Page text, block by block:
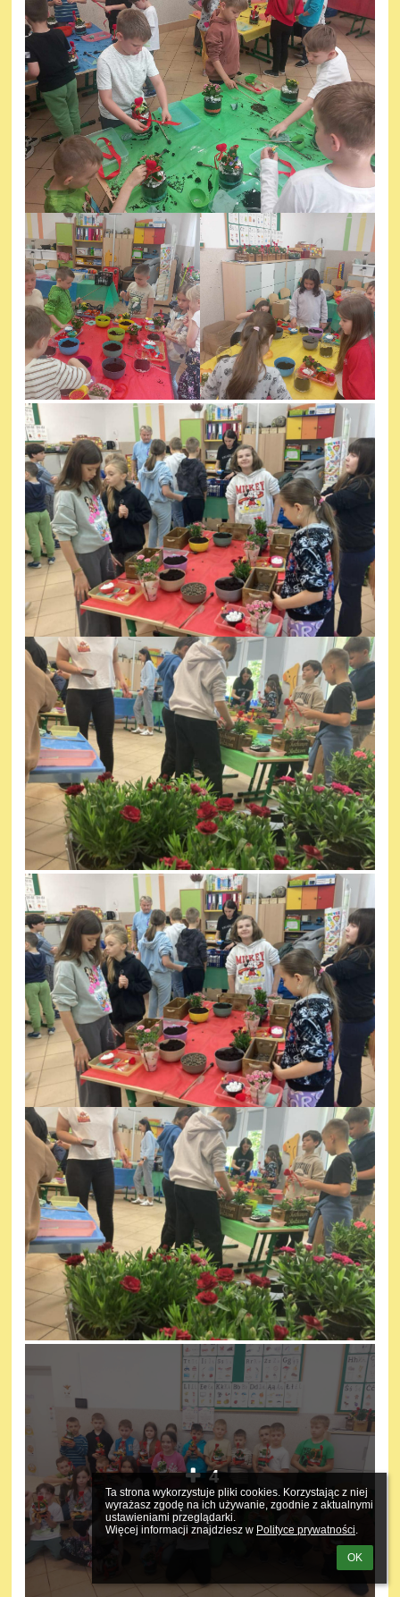
Ta strona wykorzystuje pliki cookies. Korzystając z niej
wyrażasz zgodę na ich używanie, zgodnie z aktualnymi
ustawieniami przeglądarki.
Więcej informacji znajdziesz w Polityce prywatności.
OK
4